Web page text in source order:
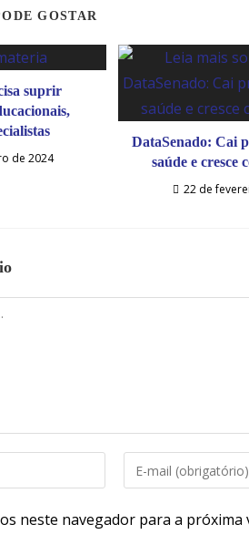
GOSTAR
suprir
de 2024
DataSenado: Cai
saúde e cresce
22 de
neste navegador para a próxima